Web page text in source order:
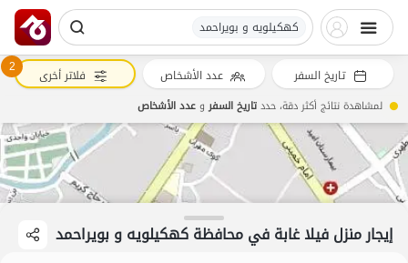
کهکیلویه و بویراحمد
إيجار منزل فيلا غابة في محافظة کهکیلویه و بویراحمد
تاريخ السفر عدد الأشخاص 2 فلاتر أخرى
لمشاهدة نتائج أكثر دقة، حددتاريخ السفروعدد الأشخاص